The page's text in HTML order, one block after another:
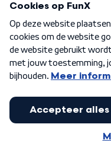
Algemene voorwaarden